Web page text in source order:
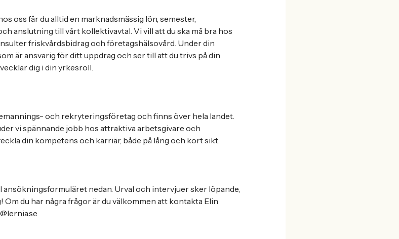
oss får du alltid en marknadsmässig lön, semester,
anslutning till vårt kollektivavtal. Vi vill att du ska må bra hos
friskvårdsbidrag och företagshälsovård. Under din
är ansvarig för ditt uppdrag och ser till att du trivs på din
dig i din yrkesroll.
och rekryteringsföretag och finns över hela landet.
vi spännande jobb hos attraktiva arbetsgivare och
din kompetens och karriär, både på lång och kort sikt.
nedan. Urval och intervjuer sker löpande,
Om du har några frågor är du välkommen att kontakta Elin